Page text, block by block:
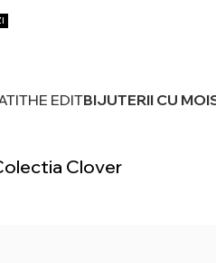
THE EDITBIJUTERII CU
Clover